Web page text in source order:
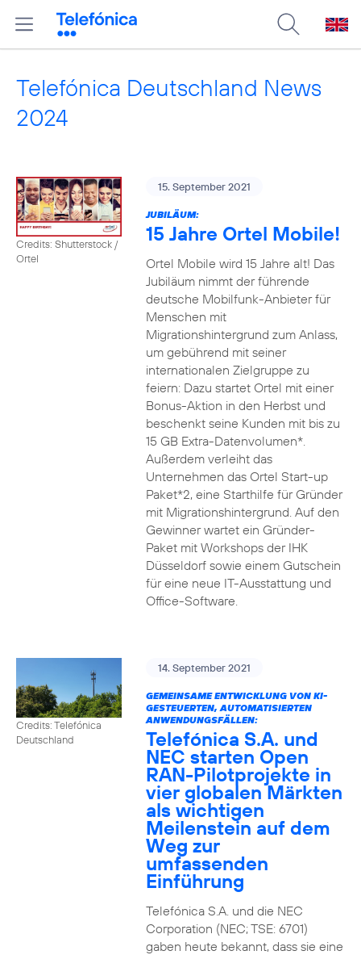
Telefónica Deutschland News
2024
Credits: Shutterstock /
Ortel
15. September 2021
JUBILÄUM:
15 Jahre Ortel Mobile!
Ortel Mobile wird 15 Jahre alt! Das
Jubiläum nimmt der führende
deutsche Mobilfunk-Anbieter für
Menschen mit
Migrationshintergrund zum Anlass,
um gebührend mit seiner
internationalen Zielgruppe zu
feiern: Dazu startet Ortel mit einer
Bonus-Aktion in den Herbst und
beschenkt seine Kunden mit bis zu
15 GB Extra-Datenvolumen*.
Außerdem verleiht das
Unternehmen das Ortel Start-up
Paket*2, eine Starthilfe für Gründer
mit Migrationshintergrund. Auf den
Gewinner wartet ein Gründer-
Paket mit Workshops der IHK
Düsseldorf sowie einem Gutschein
für eine neue IT-Ausstattung und
Office-Software.
Credits: Telefónica
Deutschland
14. September 2021
GEMEINSAME ENTWICKLUNG VON KI-
GESTEUERTEN, AUTOMATISIERTEN
ANWENDUNGSFÄLLEN:
Telefónica S.A. und
NEC starten Open
RAN-Pilotprojekte in
vier globalen Märkten
als wichtigen
Meilenstein auf dem
Weg zur
umfassenden
Einführung
Telefónica S.A. und die NEC
Corporation (NEC; TSE: 6701)
gaben heute bekannt, dass sie eine